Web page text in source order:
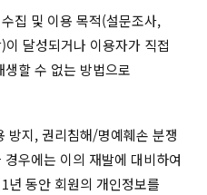
집 및 이용 목적(설문조사,
달성되거나 이용자가 직접
할 수 없는 방법으로
방지, 권리침해/명예훼손 분쟁
우에는 이의 재발에 대비하여
년 동안 회원의 개인정보를